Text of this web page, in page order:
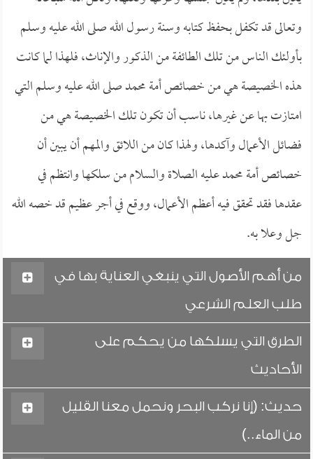
وتعالى قد تكفل بحفظ كتابه وسنة رسول الله صلى الله عليه وسلم
بأولئك الناس من تلك الطائفة من الذكور والإناث، فلهذا لما كانت
هذه الخصيصة هي من خصائص أمة محمد صلى الله عليه وسلم التي
امتازت بها عن غيرها، ناسب أن تكون تلك الخصيصة هي من
فضائل الأعمال وآكدها، ولهذا كان من اللائق والمهم أن يبين أن
خصائص أمة محمد عليه الصلاة والسلام من سلكها وانتظم في
عقدها فقد تحقق فيه أعظم الأعمال، ووقع في أجر عظيم قد خصه الله
جل وعلا به.
من أهم الأصول التي ينبغي العناية بها في
طلب العلم الشرعي
الطرق التي يسلكها من يحكم على
الأحاديث
حديث: (إنا نركب البحر ونحمل معنا القليل
من الماء..)